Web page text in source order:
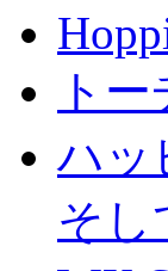
ト
ハッ
そし